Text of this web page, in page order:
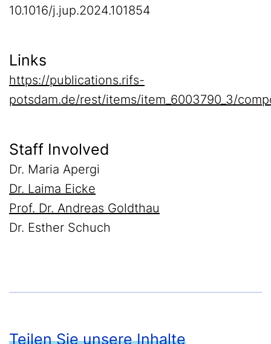
10.1016/j.jup.2024.101854
Links
https://publications.rifs-
potsdam.de/rest/items/item_6003790_3/
Staff Involved
Dr. Maria Apergi
Dr. Laima Eicke
Prof. Dr. Andreas Goldthau
Dr. Esther Schuch
Teilen Sie unsere Inhalte